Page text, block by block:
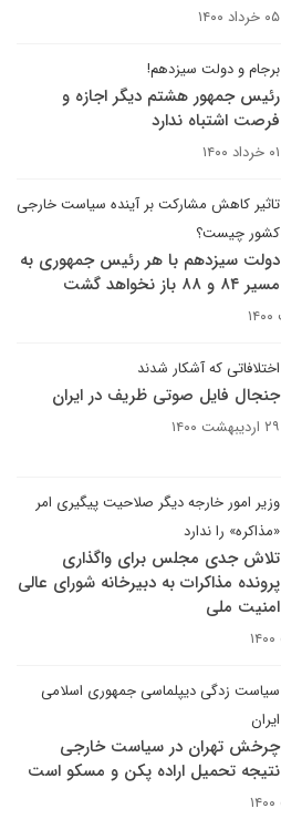
۰۵ خرداد ۱۴۰۰
برجام و دولت سیزدهم!
رئیس جمهور هشتم دیگر اجازه و
فرصت اشتباه ندارد
۰۱ خرداد ۱۴۰۰
تاثیر کاهش مشارکت بر آینده سیاست خارجی
کشور چیست؟
دولت سیزدهم با هر رئیس جمهوری به
مسیر ۸۴ و ۸۸ باز نخواهد گشت
اختلافاتی که آشکار شدند
جنجال فایل صوتی ظریف در ایران
۲۹ اردیبهشت ۱۴۰۰
وزیر امور خارجه دیگر صلاحیت پیگیری امر
«مذاکره» را ندارد
تلاش جدی مجلس برای واگذاری
پرونده مذاکرات به دبیرخانه شورای عالی
امنیت ملی
سیاست زدگی دیپلماسی جمهوری اسلامی
ایران
چرخش تهران در سیاست خارجی
نتیجه تحمیل اراده پکن و مسکو است